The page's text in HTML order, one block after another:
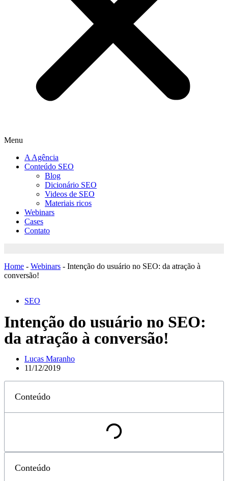
Menu
A Agência
Conteúdo SEO
Blog
Dicionário SEO
Videos de SEO
Materiais ricos
Webinars
Cases
Contato
Home - Webinars - Intenção do usuário no SEO: da atração à
conversão!
SEO
Intenção do usuário no SEO:
da atração à conversão!
Lucas Maranho
11/12/2019
Conteúdo
Conteúdo